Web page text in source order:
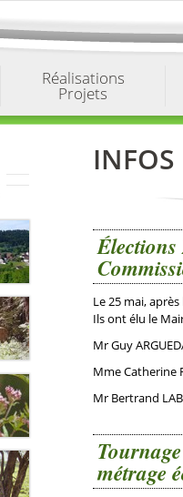
Réalisations
Projets
INFOS
Le 25 mai,
Ils ont élu le
Mr Guy
Mme Catherine
Mr Bertrand
métrage